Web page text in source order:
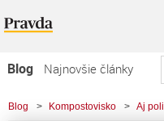
Blog
Najnovšie články
Najčítanejšie články
Blog > Kompostovisko > Aj